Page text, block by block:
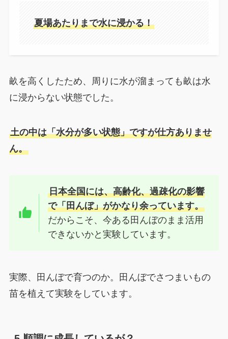
夏場あたりまで水に浸かる！
畝を高くしたため、周りに水が溜まっても畝は水
に浸からない状態でした。
土の中は「水分が多い状態」ですが仕方ありませ
ん。
日本全国には、高齢化、過疎化の影響
で「田んぼ」がかなり余っています。
だからこそ、今ある田んぼのまま活用
できないかと実験しています。
実際、田んぼで育つのか。田んぼでさつまいもの
苗を植えて実験をしています。